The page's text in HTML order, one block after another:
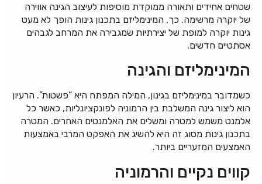
שטחים אחידים ותאורה ממוקדת מוסיפות לעיצוב הגינה אווירה
של יוקרה מרשימה. כך, המינימליזם בתכנון גינות הופך לא מעט
גינות יוקרה למופת של יצירתיות שמגבירה את המרחב לגבהים
אסתטיים חדשים.
המינימליזם והגינה
כשמדובר במינימליזם בגינון, המילה המפתח היא “פשטות”. הרעיון
הוא ליצור גינה המשלבת בין הרמוניה לפונקציונליות, כאשר כל
אלמנט משמש למטרה ומשלים את האלמנטים האחרים. המטרה
בתכנון גינות מסוג זה היא להשיג את האפקט המרבי באמצעות
האמצעים המזעריים ביותר.
קווים נקיים והרמוניה